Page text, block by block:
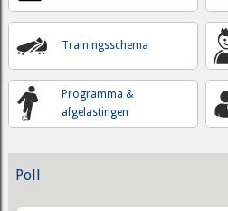
Trainingsschema
Programma &
afgelastingen
Poll